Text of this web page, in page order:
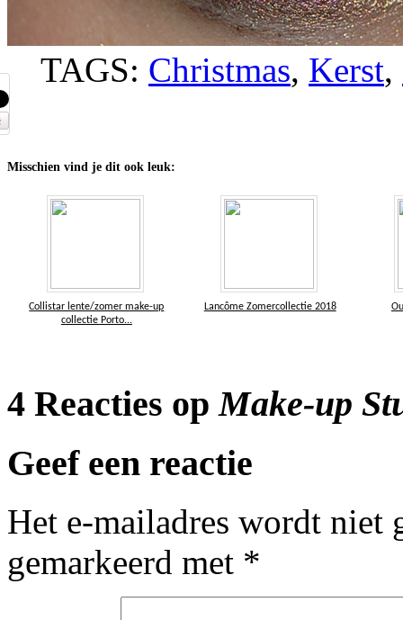
TAGS: Christmas, Kerst,
Misschien vind je dit ook leuk:
Collistar lente/zomer make-up
collectie Porto...
Lancôme Zomercollectie 2018
4 Reacties opMake-up
Geef een reactie
Het e-mailadres wordt niet
gemarkeerd met *